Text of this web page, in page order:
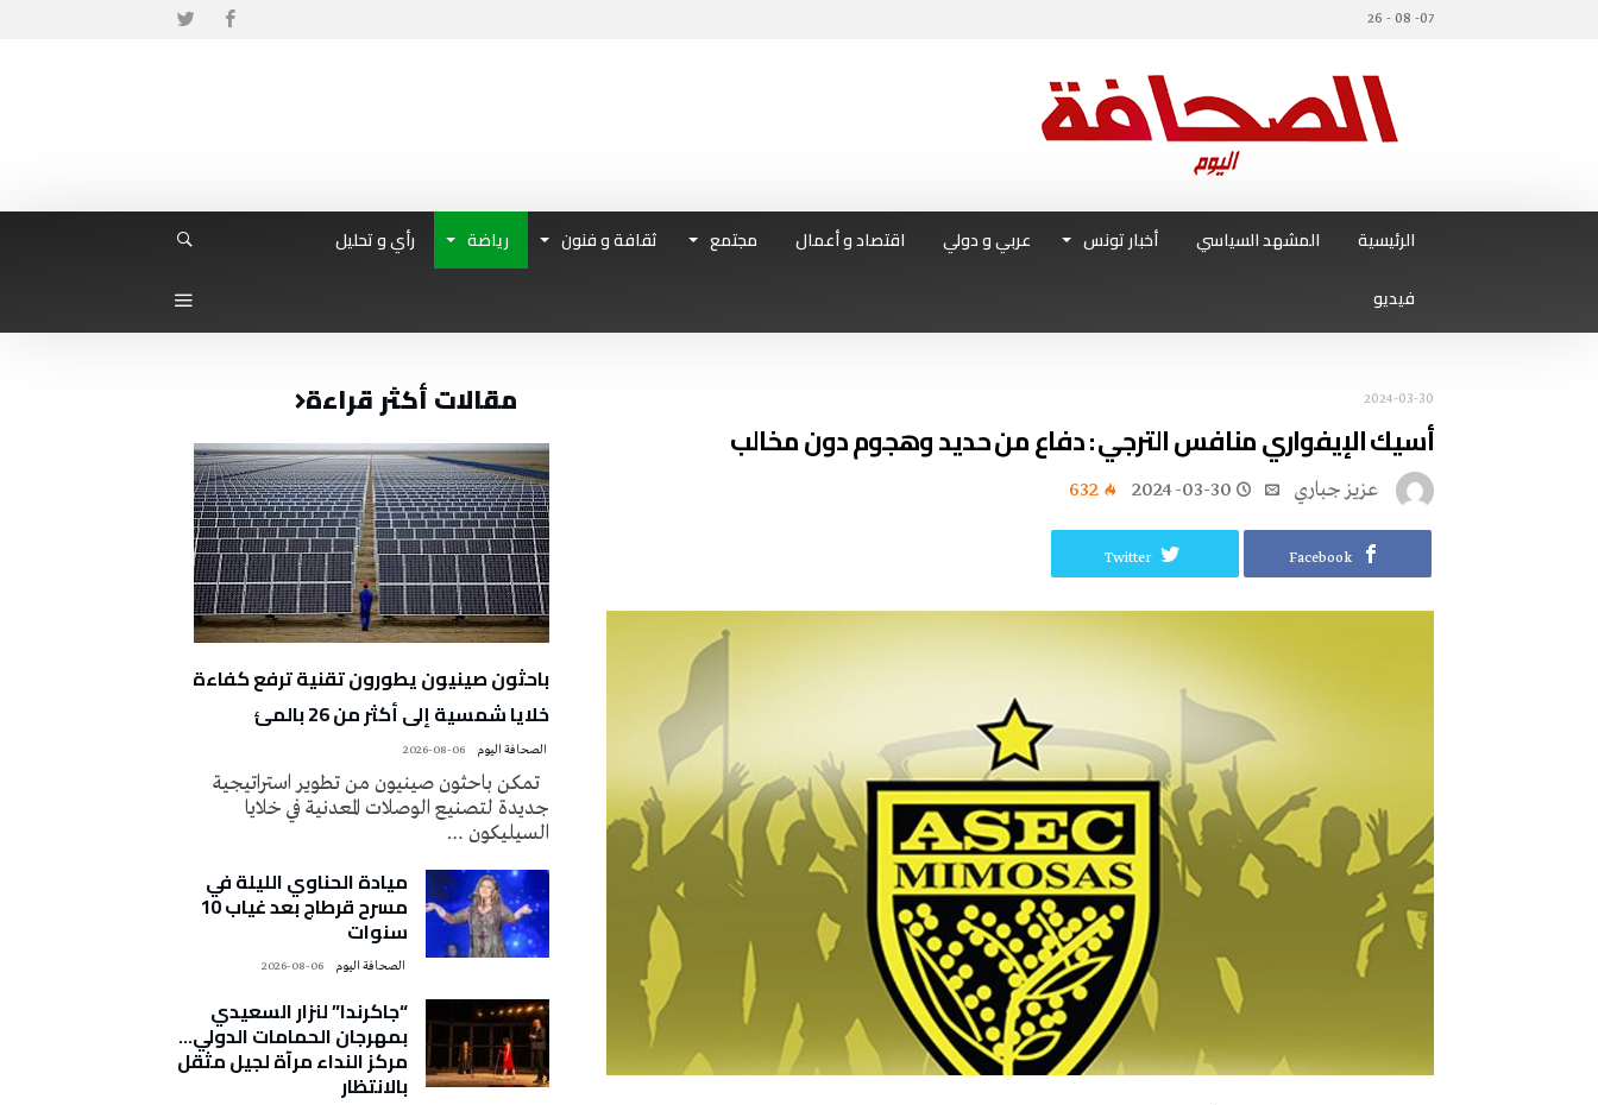
07- 08 - 26
الرئيسية المشهد السياسي أخبار تونس عربي و دولي اقتصاد و أعمال مجتمع ثقافة و فنون رياضة
رأي و تحليل
فيديو
2024-03-30
أسيك الإيفواري منافس الترجي : دفاع من حديد وهجوم دون مخالب
عزيز جباري 2024-03-30
632
Facebook
Twitter
مقالات أكثر قراءة
باحثون صينيون يطورون تقنية ترفع كفاءة
خلايا شمسية إلى أكثر من 26 بالمئ
2026-08-06
تمكن باحثون صينيون من تطوير استراتيجية
جديدة لتصنيع الوصلات المعدنية في خلايا
السيليكون …
ميادة الحناوي الليلة في
مسرح قرطاج بعد غياب 10
سنوات
2026-08-06
“جاكرندا” لنزار السعيدي
بمهرجان الحمامات الدولي…
مركز النداء مرآة لجيل مثقل
بالانتظار